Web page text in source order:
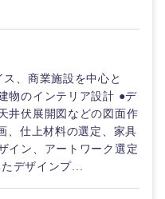
、商業施設を中心と
物のインテリア設計 ●デ
井伏展開図などの図面作
、仕上材料の選定、家具
イン、アートワーク選定
デザインプ...